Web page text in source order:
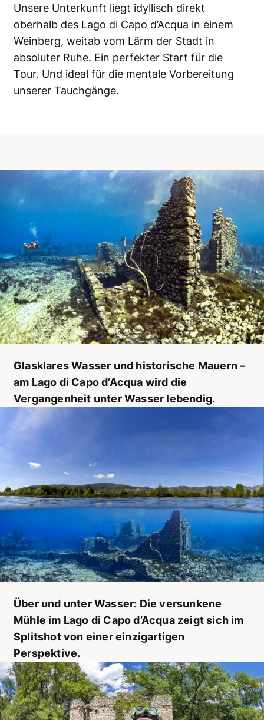
Unsere Unterkunft liegt idyllisch direkt
oberhalb des Lago di Capo d’Acqua in einem
Weinberg, weitab vom Lärm der Stadt in
absoluter Ruhe. Ein perfekter Start für die
Tour. Und ideal für die mentale Vorbereitung
unserer Tauchgänge.
Glasklares Wasser und historische Mauern –
am Lago di Capo d’Acqua wird die
Vergangenheit unter Wasser lebendig.
Über und unter Wasser: Die versunkene
Mühle im Lago di Capo d’Acqua zeigt sich im
Splitshot von einer einzigartigen
Perspektive.